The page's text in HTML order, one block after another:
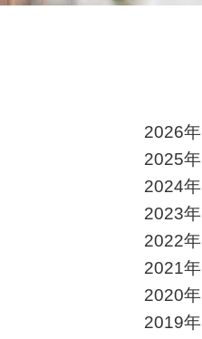
2026年
2025年
2024年
2023年
2022年
2021年
2020年
2019年